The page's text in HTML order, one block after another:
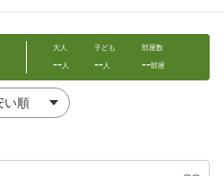
大人
--人
子ども
--人
部屋数
--部屋